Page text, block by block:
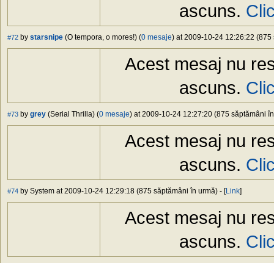
ascuns.
#72 by starsnipe (O tempora, o mores!) (0 mesaje) at 2009-10-24 12:26:22 (875
Acest mesaj nu
ascuns.
#73 by grey (Serial Thrilla) (0 mesaje) at 2009-10-24 12:27:20 (875 săptămâni
Acest mesaj nu
ascuns.
#74 by System at 2009-10-24 12:29:18 (875 săptămâni în urmă) - [Link]
Acest mesaj nu
ascuns.